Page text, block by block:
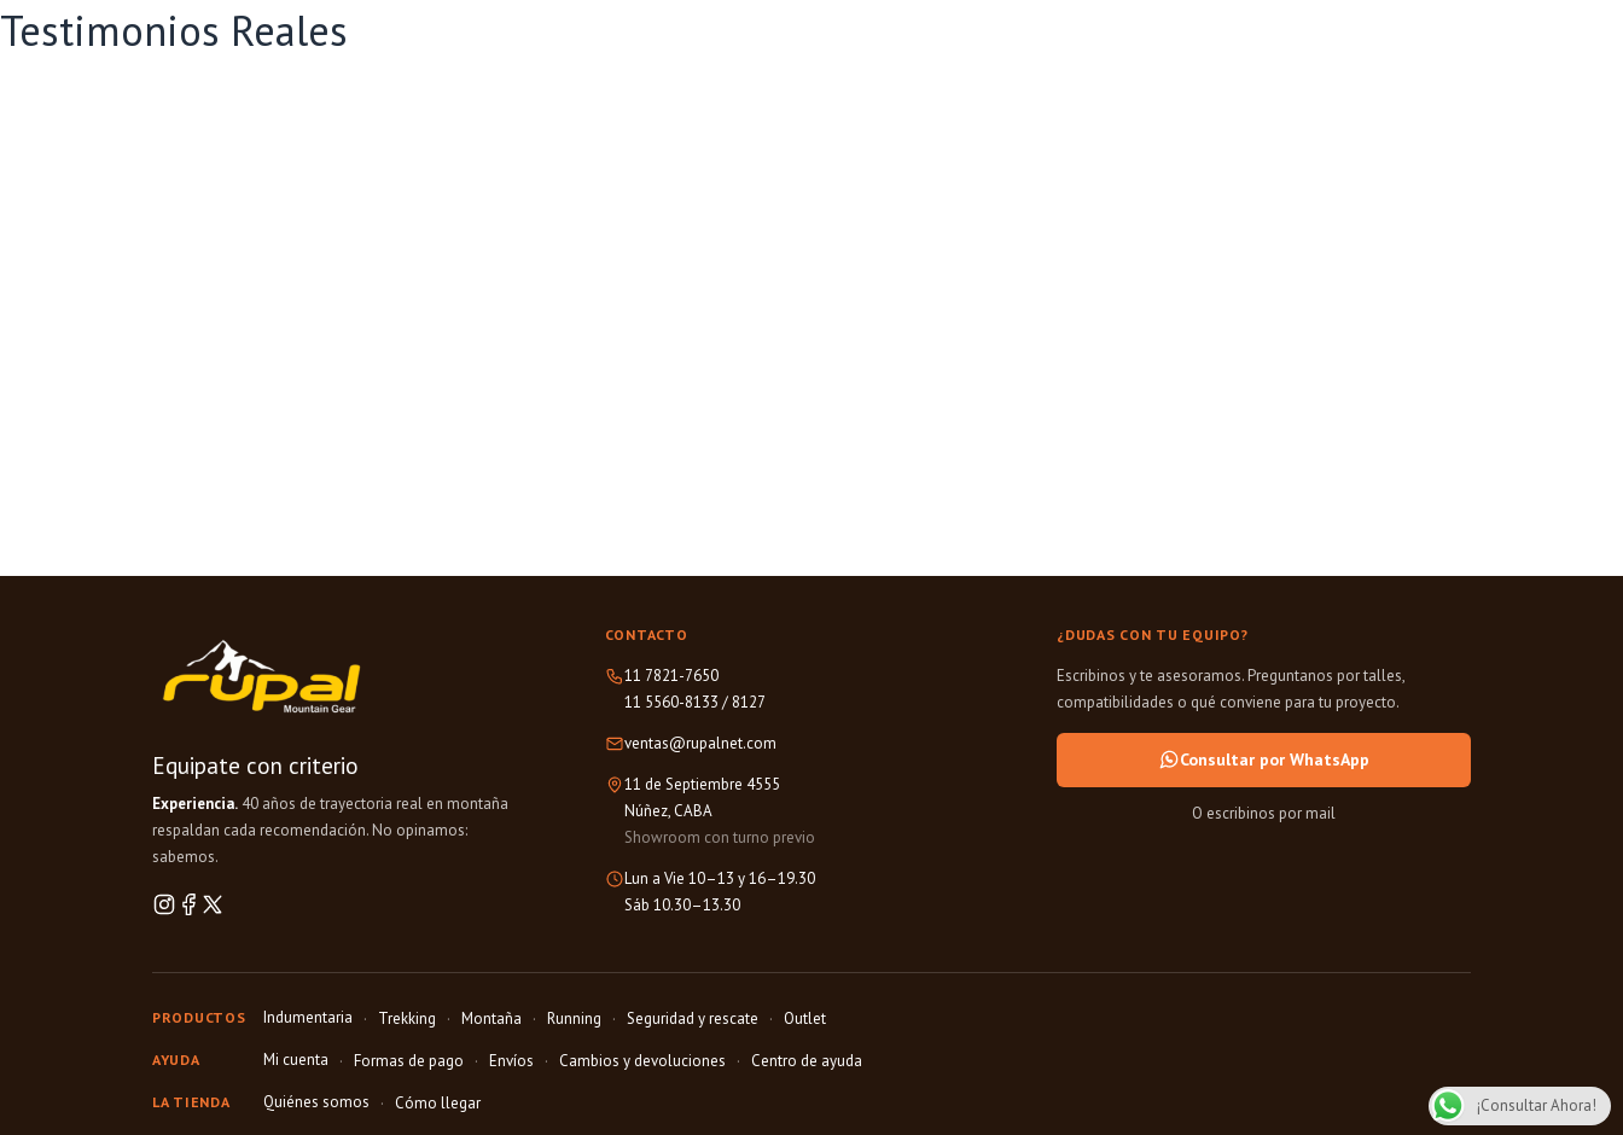
Testimonios Reales
Equipate con criterio
Experiencia. 40 años de trayectoria real en montaña
respaldan cada recomendación. No opinamos:
sabemos.
CONTACTO
11 7821-7650
11 5560-8133 / 8127
ventas@rupalnet.com
11 de Septiembre 4555
Núñez, CABA
Showroom con turno previo
Lun a Vie 10–13 y 16–19.30
Sáb 10.30–13.30
¿DUDAS CON TU EQUIPO?
Escribinos y te asesoramos. Preguntanos por talles,
compatibilidades o qué conviene para tu proyecto.
Consultar por WhatsApp
O escribinos por mail
PRODUCTOS Indumentaria Trekking Montaña Running Seguridad y rescate Outlet
AYUDA Mi cuenta Formas de pago Envíos Cambios y devoluciones Centro de ayuda
LA TIENDA Quiénes somos Cómo llegar ¡Consultar Ahora!